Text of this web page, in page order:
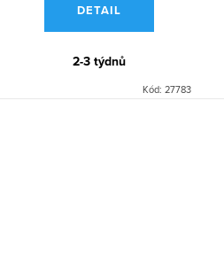
DETAIL
2-3 týdnů
Kód: 27783